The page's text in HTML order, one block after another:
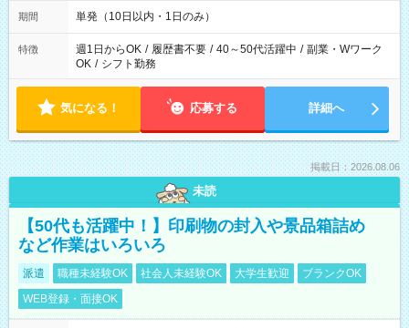
期間 単発（10日以内・1日のみ）
特徴 週1日からOK / 履歴書不要 / 40～50代活躍中 / 副業・Wワーク
OK / シフト勤務
気になる！ 応募する 詳細へ
掲載日：2026.08.06
未読
【50代も活躍中！】印刷物の封入や景品箱詰め
など作業はいろいろ
派遣 職種未経験OK 社会人未経験OK 大学生歓迎
ブランクOK
WEB登録・面接OK